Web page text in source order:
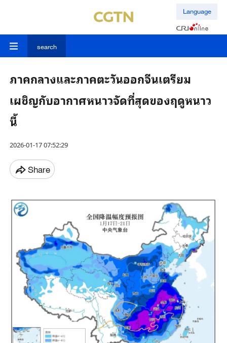
Language
search
ภาคกลางและภาคตะวันออกจีนเตรียม
เผชิญกับอากาศหนาวจัดที่สุดของฤดูหนาว
นี้
2026-01-17 07:52:29
Share